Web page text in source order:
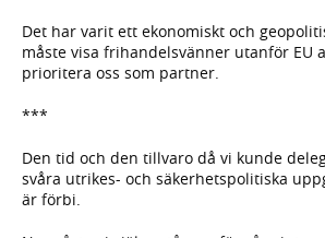
Det har varit ett ekonomiskt och
måste visa frihandelsvänner utanför EU
prioritera oss som partner.
***
Den tid och den tillvaro då vi kunde
svåra utrikes- och säkerhetspolitiska
är förbi.